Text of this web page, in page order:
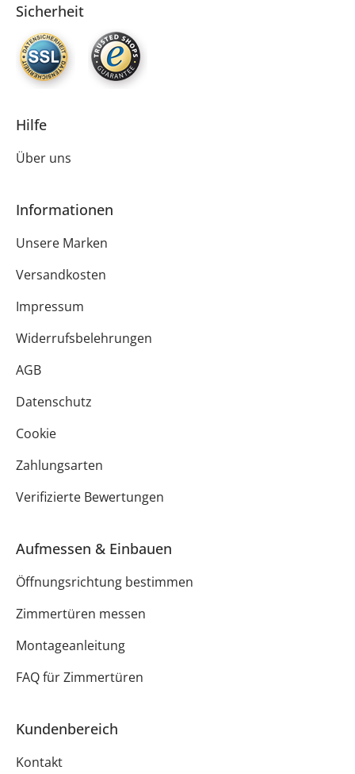
Sicherheit
Hilfe
Über uns
Informationen
Unsere Marken
Versandkosten
Impressum
Widerrufsbelehrungen
AGB
Datenschutz
Cookie
Zahlungsarten
Verifizierte Bewertungen
Aufmessen & Einbauen
Öffnungsrichtung bestimmen
Zimmertüren messen
Montageanleitung
FAQ für Zimmertüren
Kundenbereich
Kontakt